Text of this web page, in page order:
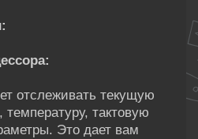
отслеживать текущую
температуру, тактовую
Это дает вам